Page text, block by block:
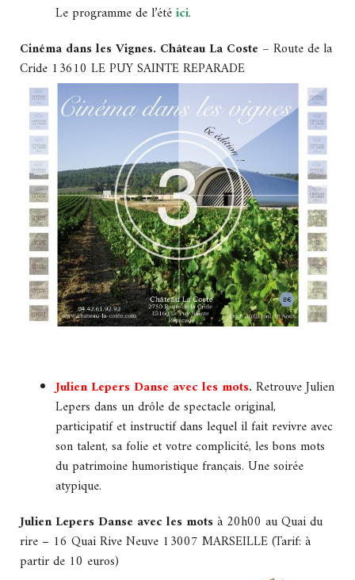
Le programme de l’étéici.
Cinéma dans les Vignes. Château La Coste – Route de la
Cride 13610 LE PUY SAINTE REPARADE
Julien Lepers Danse avec les mots. Retrouve Julien
Lepers dans un drôle de spectacle original,
participatif et instructif dans lequel il fait revivre avec
son talent, sa folie et votre complicité, les bons mots
du patrimoine humoristique français. Une soirée
atypique.
Julien Lepers Danse avec les motsà 20h00 au Quai du
rire – 16 Quai Rive Neuve 13007 MARSEILLE (Tarif: à
partir de 10 euros)